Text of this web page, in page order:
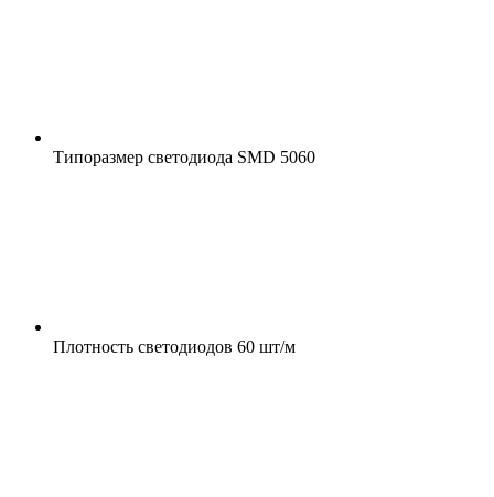
Типоразмер светодиода SMD 5060
Плотность светодиодов 60 шт/м